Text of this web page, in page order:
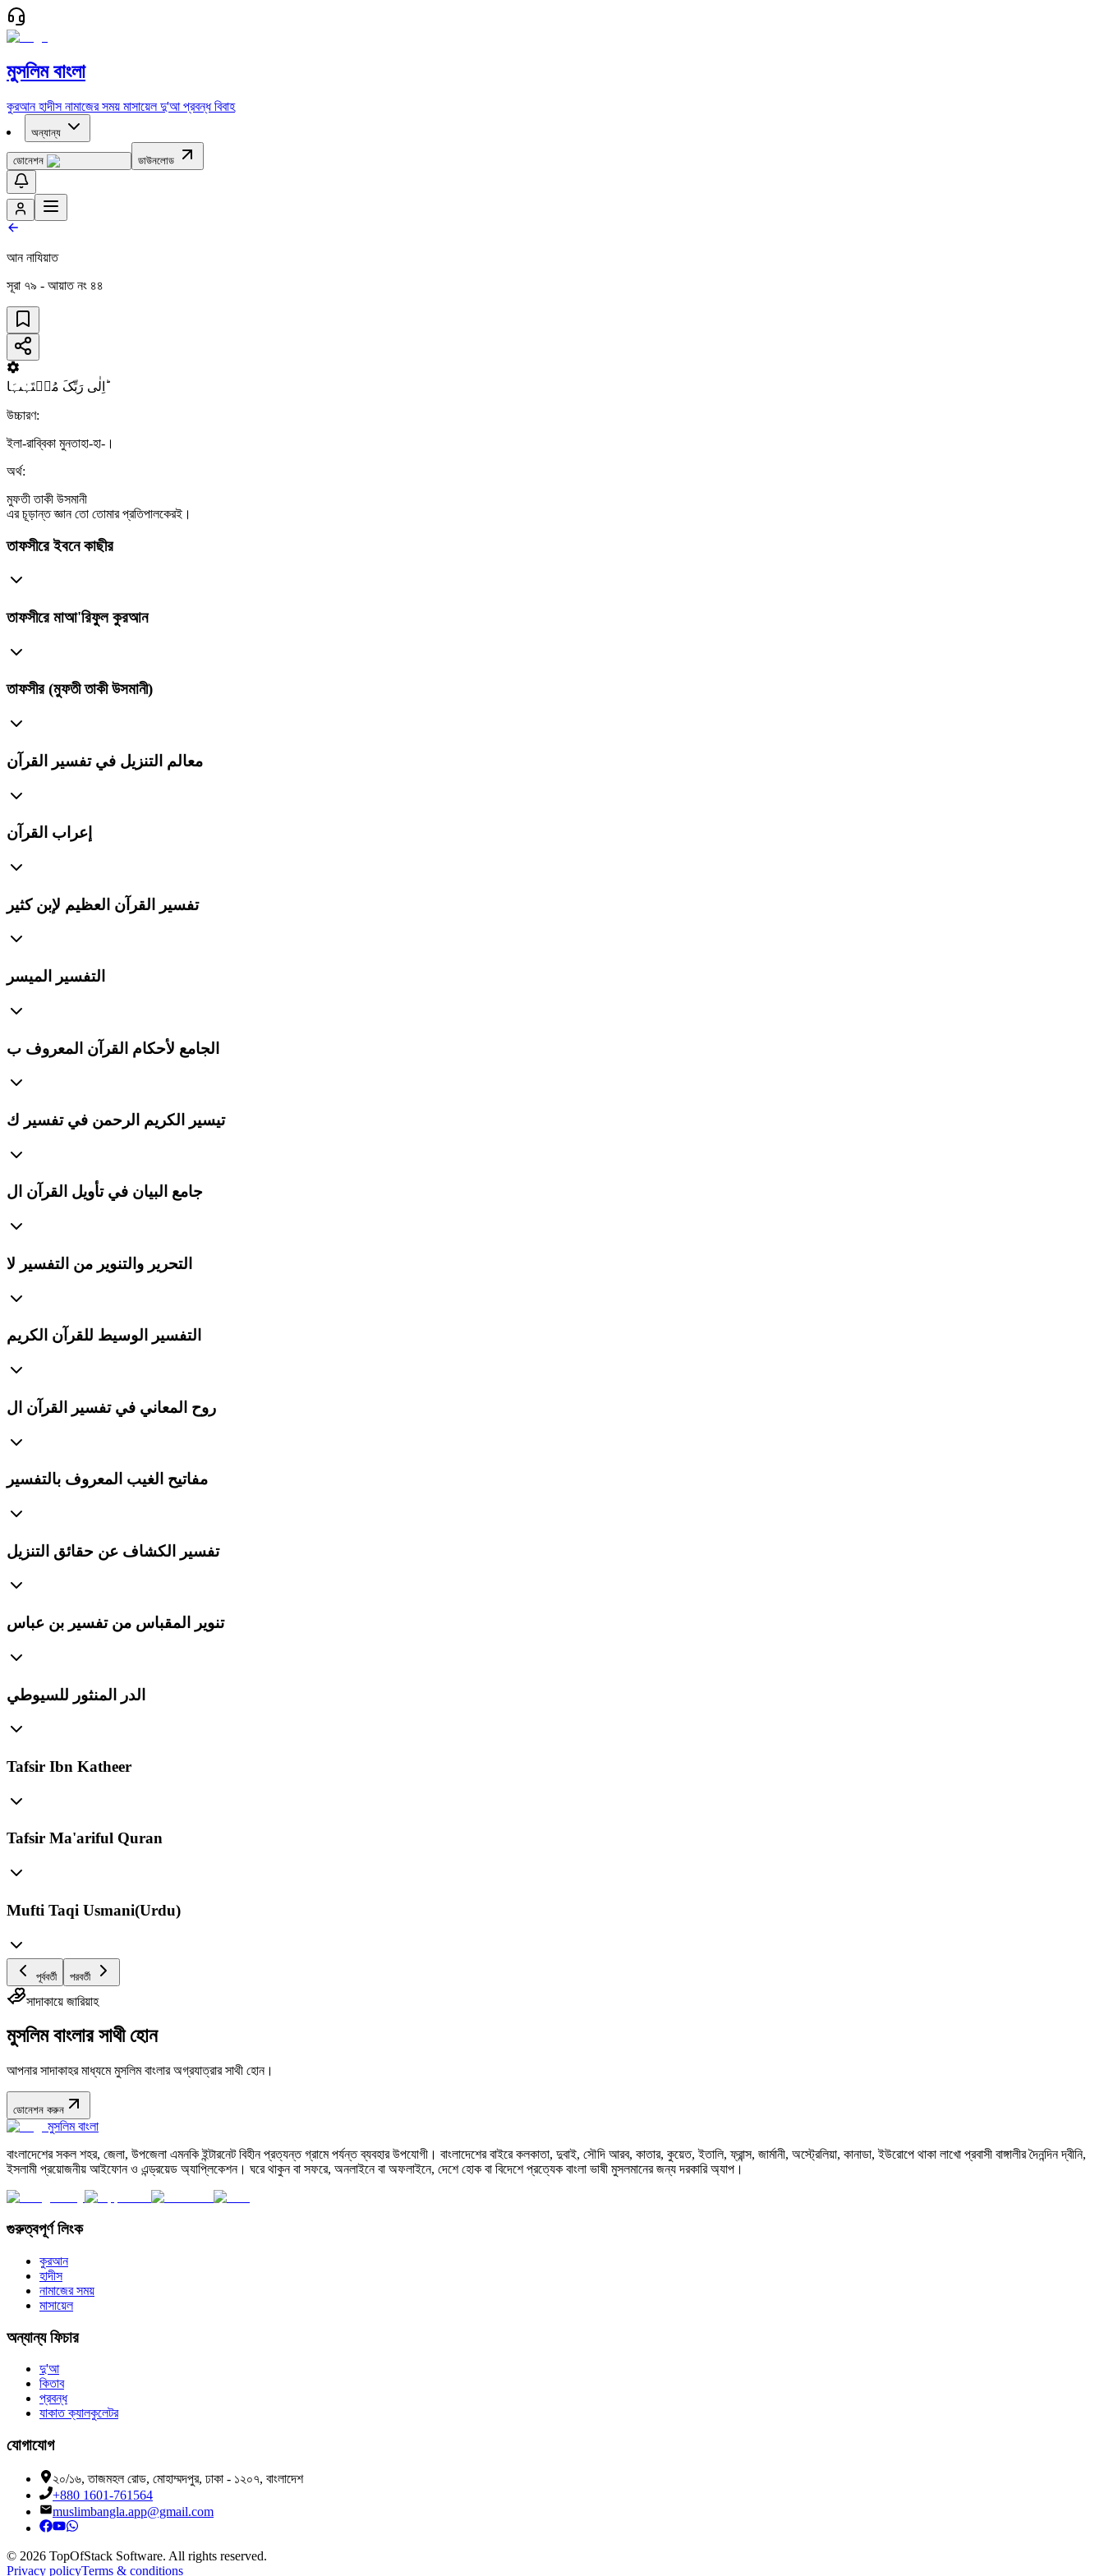
মুসলিম বাংলা
কুরআন হাদীস নামাজের সময় মাসায়েল দু'আ প্রবন্ধ বিবাহ
অন্যান্য
ডোনেশন ডাউনলোড
আন নাযিয়াত
সূরা ৭৯ - আয়াত নং ৪৪
اِلٰی رَبِّکَ مُنۡتَہٰىہَا ؕ
উচ্চারণ:
ইলা-রাব্বিকা মুনতাহা-হা-।
অর্থ:
মুফতী তাকী উসমানী
এর চূড়ান্ত জ্ঞান তো তোমার প্রতিপালকেরই।
তাফসীরে ইবনে কাছীর
তাফসীরে মাআ'রিফুল কুরআন
তাফসীর (মুফতী তাকী উসমানী)
معالم التنزيل في تفسير القرآن
إعراب القرآن
تفسير القرآن العظيم لإبن كثير
التفسير الميسر
الجامع لأحكام القرآن المعروف ب
تيسير الكريم الرحمن في تفسير ك
جامع البيان في تأويل القرآن ال
التحرير والتنوير من التفسير لا
التفسير الوسيط للقرآن الكريم
روح المعاني في تفسير القرآن ال
مفاتيح الغيب المعروف بالتفسير
تفسير الكشاف عن حقائق التنزيل
تنوير المقباس من تفسير بن عباس
الدر المنثور للسيوطي
Tafsir Ibn Katheer
Tafsir Ma'ariful Quran
Mufti Taqi Usmani(Urdu)
পূর্ববর্তী পরবর্তী
সাদাকায়ে জারিয়াহ
মুসলিম বাংলার সাথী হোন
আপনার সাদাকাহর মাধ্যমে মুসলিম বাংলার অগ্রযাত্রার সাথী হোন।
ডোনেশন করুন
মুসলিম বাংলা
বাংলাদেশের সকল শহর, জেলা, উপজেলা এমনকি ইন্টারনেট বিহীন প্রত্যন্ত গ্রামে পর্যন্ত ব্যবহার উপযোগী। বাংলাদেশের বাইরে কলকাতা, দুবাই, সৌদি আরব, কাতার, কুয়েত, ইতালি, ফ্রান্স, জার্মানী, অস্ট্রেলিয়া, কানাডা, ইউরোপে থাকা লাখো প্রবাসী বাঙ্গালীর দৈনন্দিন দ্বীনি,
ইসলামী প্রয়োজনীয় আইফোন ও এন্ড্রয়েড অ্যাপ্লিকেশন। ঘরে থাকুন বা সফরে, অনলাইনে বা অফলাইনে, দেশে হোক বা বিদেশে প্রত্যেক বাংলা ভাষী মুসলমানের জন্য দরকারি অ্যাপ।
গুরুত্বপূর্ণ লিংক
কুরআন
হাদীস
নামাজের সময়
মাসায়েল
অন্যান্য ফিচার
দু'আ
কিতাব
প্রবন্ধ
যাকাত ক্যালকুলেটর
যোগাযোগ
২০/১৬, তাজমহল রোড, মোহাম্মদপুর, ঢাকা - ১২০৭, বাংলাদেশ
+880 1601-761564
muslimbangla.app@gmail.com
© 2026 TopOfStack Software. All rights reserved.
Privacy policyTerms & conditions